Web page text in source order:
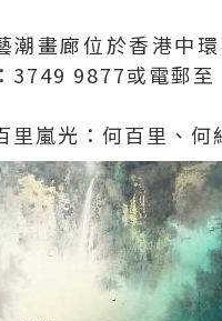
潮畫廊位於香港中
3749 9877或電郵
里嵐光：何百里、